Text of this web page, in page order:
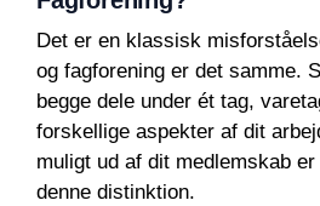
Det er en klassisk
og fagforening er det samme.
begge dele under ét tag,
forskellige aspekter af dit
muligt ud af dit medlemskab
denne distinktion.